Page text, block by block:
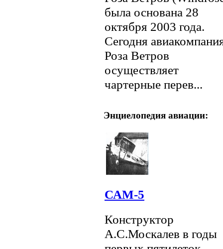
была основана 28
октября 2003 года.
Сегодня
Роза Ветров
осуществляет
чартерные перев...
Энциелопедия авиации:
САМ-5
Конструктор
А.С.Москалев в годы